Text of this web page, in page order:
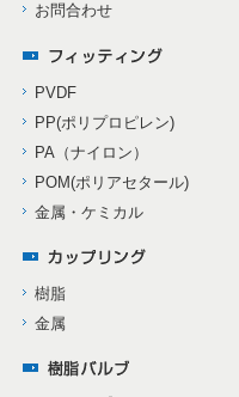
お問合わせ
PVDF
PP(ポリプロピレン)
PA（ナイロン）
POM(ポリアセタール)
金属・ケミカル
樹脂
金属